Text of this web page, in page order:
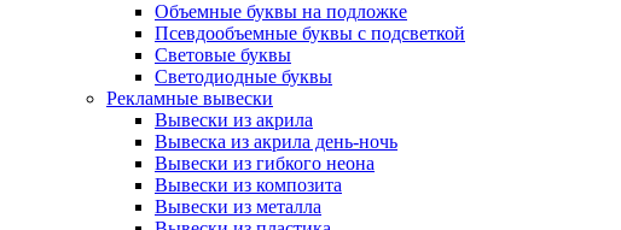
Объемные буквы на подложке
Псевдообъемные буквы с подсветкой
Световые буквы
Светодиодные буквы
Рекламные вывески
Вывески из акрила
Вывеска из акрила день-ночь
Вывески из гибкого неона
Вывески из композита
Вывески из металла